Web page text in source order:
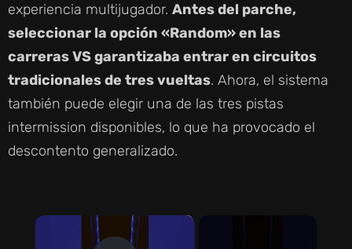
experiencia multijugador. Antes del parche,
seleccionar la opción «Random» en las
carreras VS garantizaba entrar en circuitos
tradicionales de tres vueltas. Ahora, el sistema
también puede elegir una de las tres pistas
intermission disponibles, lo que ha provocado el
descontento generalizado.
×